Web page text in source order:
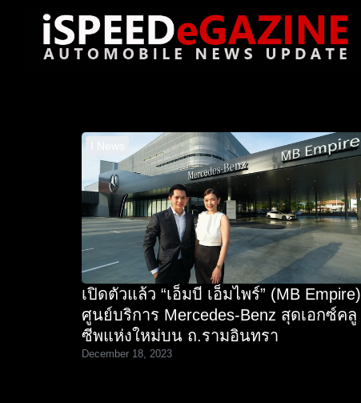
I News
เปิดตัวแล้ว “เอ็มบี เอ็มไพร์” (MB Empire)
ศูนย์บริการ Mercedes-Benz สุดเอกซ์คลู
ซีพแห่งใหม่บน ถ.รามอินทรา
December 18, 2023